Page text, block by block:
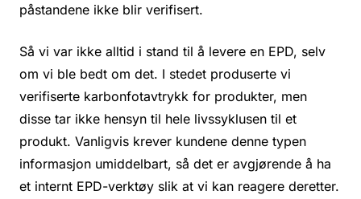
påstandene ikke blir verifisert.
Så vi var ikke alltid i stand til å levere en EPD, selv
om vi ble bedt om det. I stedet produserte vi
verifiserte karbonfotavtrykk for produkter, men
disse tar ikke hensyn til hele livssyklusen til et
produkt. Vanligvis krever kundene denne typen
informasjon umiddelbart, så det er avgjørende å ha
et internt EPD-verktøy slik at vi kan reagere deretter.